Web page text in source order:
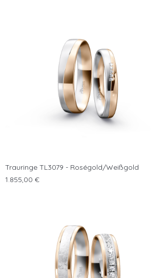
Trauringe TL3079 - Roségold/Weißgold
Preis
1.855,00 €